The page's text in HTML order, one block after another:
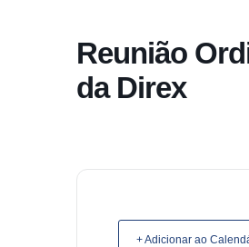
Reunião
da Direx
+ Adicionar ao